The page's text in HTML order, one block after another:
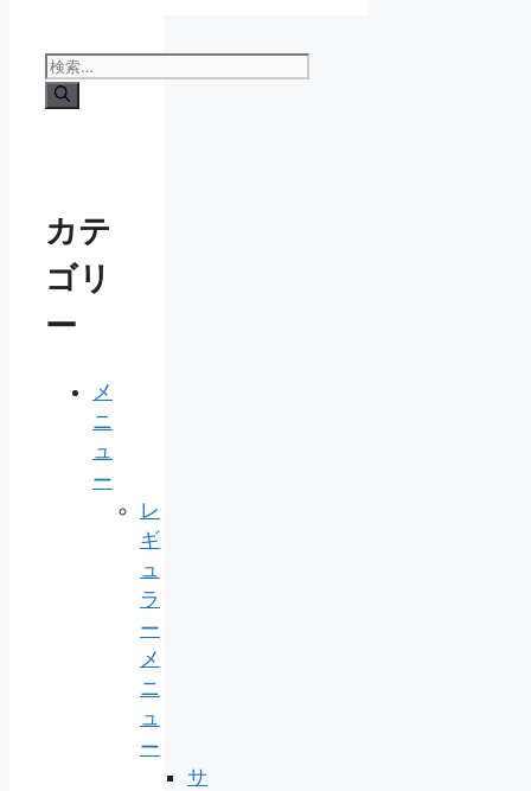
検
索:
カテ
ゴリ
ー
メ
ニ
ュ
ー
レ
ギ
ュ
ラ
ー
メ
ニ
ュ
ー
サ